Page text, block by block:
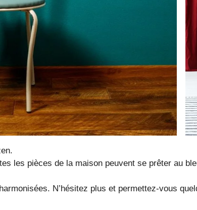
les pièces de la maison peuvent se prêter au
N’hésitez plus et permettez-vous